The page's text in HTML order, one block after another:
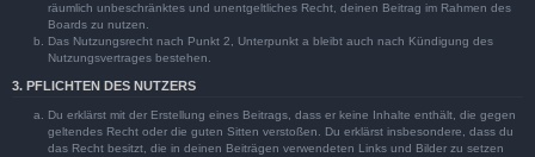
räumlich unbeschränktes und unentgeltliches Recht, deinen Beitrag im Rahmen des
Boards zu nutzen.
Das Nutzungsrecht nach Punkt 2, Unterpunkt a bleibt auch nach Kündigung des
Nutzungsvertrages bestehen.
3. PFLICHTEN DES NUTZERS
Du erklärst mit der Erstellung eines Beitrags, dass er keine Inhalte enthält, die gegen
geltendes Recht oder die guten Sitten verstoßen. Du erklärst insbesondere, dass du
das Recht besitzt, die in deinen Beiträgen verwendeten Links und Bilder zu setzen